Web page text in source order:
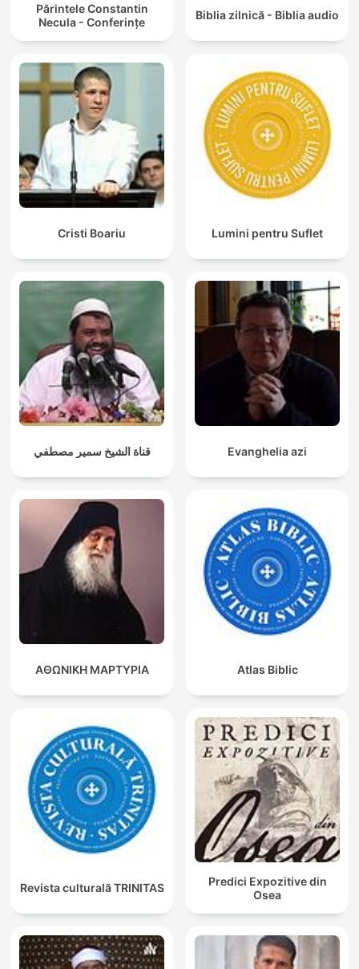
Părintele Constantin
Necula - Conferințe
Biblia zilnică - Biblia audio
Cristi Boariu Lumini pentru Suflet
قناة الشيخ سمير مصطفي Evanghelia azi
ΑΘΩΝΙΚΗ ΜΑΡΤΥΡΙΑ Atlas Biblic
Revista culturală TRINITAS
Predici Expozitive din
Osea